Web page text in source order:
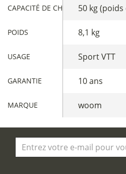
CAPACITÉ DE CHARGE50 kg
POIDS 8,1 kg
USAGE Sport VTT
GARANTIE 10 ans
MARQUE woom